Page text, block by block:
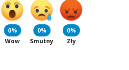
0%
Wow
0%
Smutny
0%
Zły